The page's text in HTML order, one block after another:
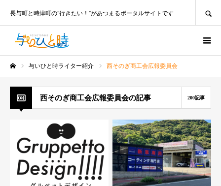
長与町と時津町の”行きたい！”があつまるポータルサイトです
与いひと時ライター紹介 西そのぎ商工会広報委員会
西そのぎ商工会広報委員会の記事 200記事